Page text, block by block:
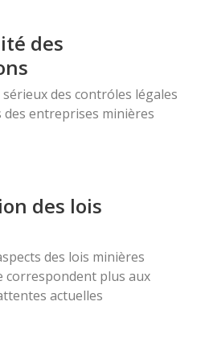
des
des contróles légales
des entreprises minières
des lois
des lois minières
correspondent plus aux
actuelles